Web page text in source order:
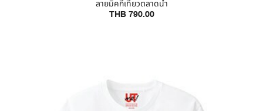
ลายมิคกี้เที่ยวตลาดน้ำ
THB 790.00